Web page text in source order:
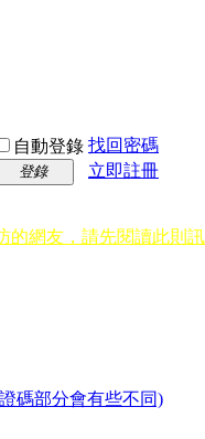
自動登錄 找回密碼
登錄
立即註冊
的網友，請先閱讀此則
碼部分會有些不同)